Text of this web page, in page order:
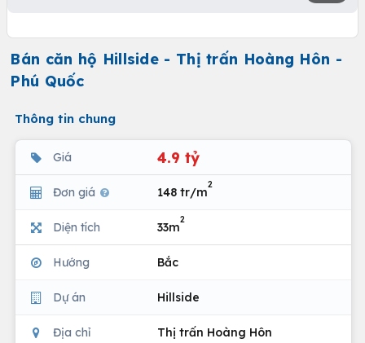
Bán căn hộ Hillside - Thị trấn Hoàng Hôn -
Phú Quốc
Thông tin chung
Giá 4.9 tỷ
Đơn giá 148 tr/m
2
Diện tích 33m
2
Hướng Bắc
Dự án Hillside
Địa chỉ Thị trấn Hoàng Hôn